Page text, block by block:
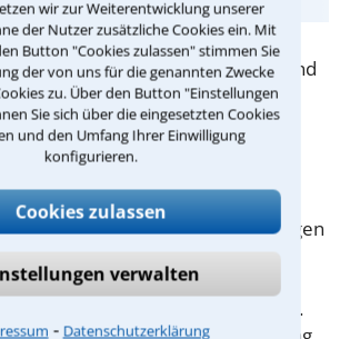
wir zur Weiterentwicklung unserer
der Nutzer zusätzliche Cookies ein. Mit
Button "Cookies zulassen" stimmen Sie
der von uns für die genannten Zwecke
zu. Über den Button "Einstellungen
Sie sich über die eingesetzten Cookies
und den Umfang Ihrer Einwilligung
konfigurieren.
Cookies zulassen
verwalten
⁃ Datenschutzerklärung
Angelegenheit im Unrecht und
Spiel, hat man die Möglichkeit,
vorzugehen. Typische
handeln vom Sinn und Unsinn
(
Mietvertrag. ..) oder vonAGB,
Reise oder Auseinandersetzungen
Im Prinzip also mit allen
die nicht mit demStrafrecht
Verfolgung zu tun haben.